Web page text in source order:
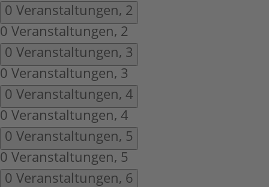
0 Veranstaltungen, 2
0 Veranstaltungen, 2
0 Veranstaltungen, 3
0 Veranstaltungen, 3
0 Veranstaltungen, 4
0 Veranstaltungen, 4
0 Veranstaltungen, 5
0 Veranstaltungen, 5
0 Veranstaltungen, 6